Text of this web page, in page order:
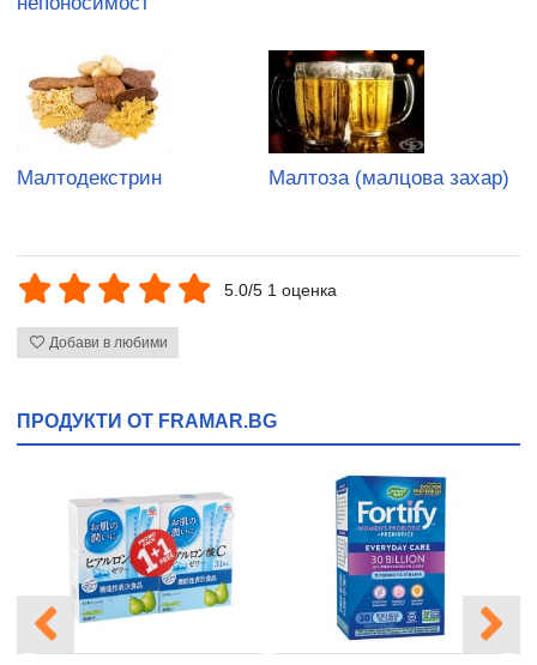
Малтодекстрин Малтоза (малцова захар)
5.0/5 1 оценка
Добави в любими
ПРОДУКТИ ОТ FRAMAR.BG